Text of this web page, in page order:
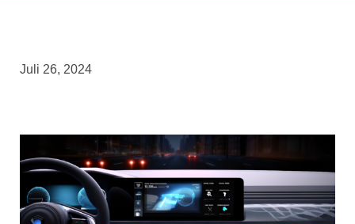
Juli 26, 2024